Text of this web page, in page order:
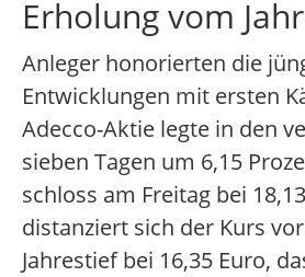
Erholung vom
Anleger honorierten die
Entwicklungen mit ersten
Adecco-Aktie legte in den
sieben Tagen um 6,15
schloss am Freitag bei
distanziert sich der Kurs
Jahrestief bei 16,35 Euro,